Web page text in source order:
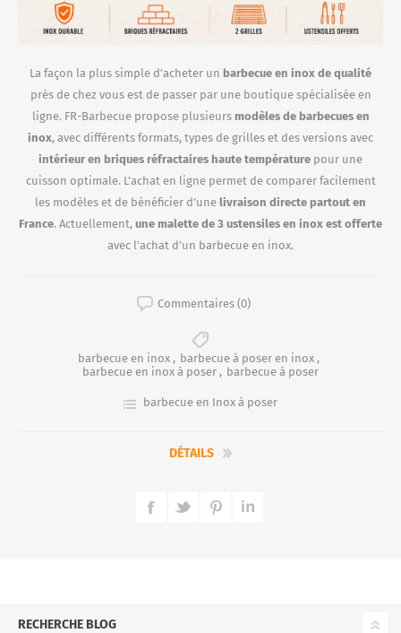
La façon la plus simple d’acheter un barbecue en inox de qualité
près de chez vous est de passer par une boutique spécialisée en
ligne. FR-Barbecue propose plusieurs modèles de barbecues en
inox, avec différents formats, types de grilles et des versions avec
intérieur en briques réfractaires haute température pour une
cuisson optimale. L’achat en ligne permet de comparer facilement
les modèles et de bénéficier d’une livraison directe partout en
France. Actuellement, une malette de 3 ustensiles en inox est offerte
avec l’achat d’un barbecue en inox.
Commentaires (0)
barbecue en inox , barbecue à poser en inox ,
barbecue en inox à poser , barbecue à poser
barbecue en Inox à poser
DÉTAILS
RECHERCHE BLOG